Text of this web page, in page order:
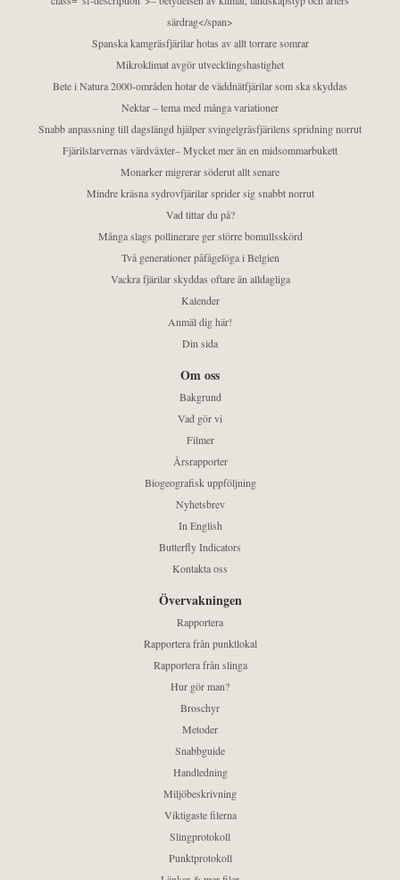
särdrag</span>
Spanska kamgräsfjärilar hotas av allt torrare somrar
Mikroklimat avgör utvecklingshastighet
Bete i Natura 2000-områden hotar de väddnätfjärilar som ska skyddas
Nektar – tema med många variationer
Snabb anpassning till dagslängd hjälper svingelgräsfjärilens spridning norrut
Fjärilslarvernas värdväxter– Mycket mer än en midsommarbukett
Monarker migrerar söderut allt senare
Mindre kräsna sydrovfjärilar sprider sig snabbt norrut
Vad tittar du på?
Många slags pollinerare ger större bomullsskörd
Två generationer påfågelöga i Belgien
Vackra fjärilar skyddas oftare än alldagliga
Kalender
Anmäl dig här!
Din sida
Om oss
Bakgrund
Vad gör vi
Filmer
Årsrapporter
Biogeografisk uppföljning
Nyhetsbrev
In English
Butterfly Indicators
Kontakta oss
Övervakningen
Rapportera
Rapportera från punktlokal
Rapportera från slinga
Hur gör man?
Broschyr
Metoder
Snabbguide
Handledning
Miljöbeskrivning
Viktigaste filerna
Slingprotokoll
Punktprotokoll